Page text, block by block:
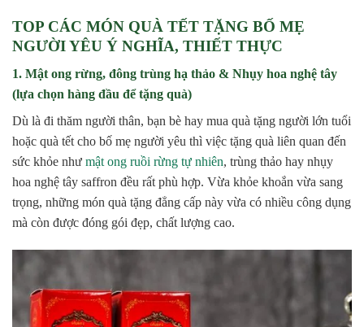
TOP CÁC MÓN QUÀ TẾT TẶNG BỐ MẸ
NGƯỜI YÊU Ý NGHĨA, THIẾT THỰC
1. Mật ong rừng, đông trùng hạ thảo & Nhụy hoa nghệ tây
(lựa chọn hàng đầu để tặng quà)
Dù là đi thăm người thân, bạn bè hay mua quà tặng người lớn tuổi
hoặc quà tết cho bố mẹ người yêu thì việc tặng quà liên quan đến
sức khỏe như mật ong ruồi rừng tự nhiên, trùng thảo hay nhụy
hoa nghệ tây saffron đều rất phù hợp. Vừa khỏe khoắn vừa sang
trọng, những món quà tặng đẳng cấp này vừa có nhiều công dụng
mà còn được đóng gói đẹp, chất lượng cao.